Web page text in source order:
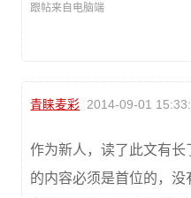
跟帖来自电脑端
青睐麦彩 2014-09-01
作为新人，读了此文有
的内容必须是首位的，